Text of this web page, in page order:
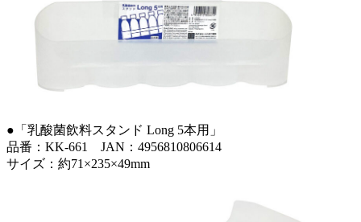
●「乳酸菌飲料スタンド Long 5本用」
品番：KK-661 JAN：4956810806614
サイズ：約71×235×49mm